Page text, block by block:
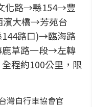
化路→縣154→豐
大橋→芳苑台
路口)→臨海路
草路一段→左轉
程約100公里，限
灣自行車協會官